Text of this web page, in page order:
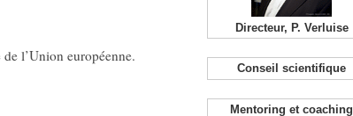
l’Union européenne.
Directeur, P. Verluise
Conseil scientifique
Mentoring et coaching